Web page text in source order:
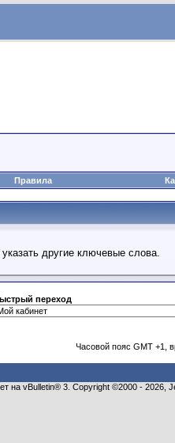
Правила
другие ключевые слова.
переход
Часовой пояс GMT +1,
на vBulletin® 3. Copyright ©2000 - 2026,